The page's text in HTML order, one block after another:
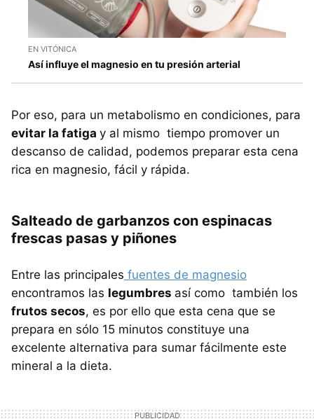
EN VITÓNICA
Así influye el magnesio en tu presión arterial
Por eso, para un metabolismo en condiciones, para
evitar la fatiga y al mismo tiempo promover un
descanso de calidad, podemos preparar esta cena
rica en magnesio, fácil y rápida.
Salteado de garbanzos con espinacas
frescas pasas y piñones
Entre las principales fuentes de magnesio
encontramos las legumbres así como también los
frutos secos, es por ello que esta cena que se
prepara en sólo 15 minutos constituye una
excelente alternativa para sumar fácilmente este
mineral a la dieta.